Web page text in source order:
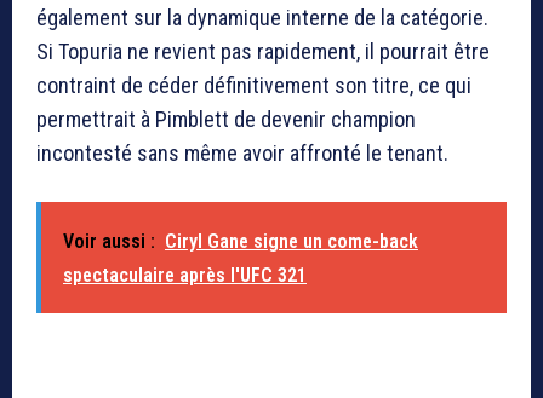
également sur la dynamique interne de la catégorie.
Si Topuria ne revient pas rapidement, il pourrait être
contraint de céder définitivement son titre, ce qui
permettrait à Pimblett de devenir champion
incontesté sans même avoir affronté le tenant.
Voir aussi : Ciryl Gane signe un come-back
spectaculaire après l'UFC 321